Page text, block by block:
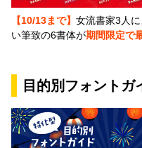
【10/13まで】 女流書家3人
い筆致の6書体が期間限定で
目的別フォントガ